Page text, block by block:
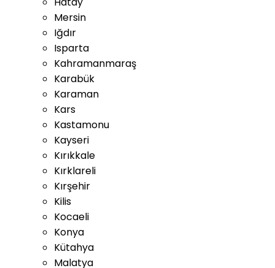
Mersin
Iğdır
Isparta
Kahramanmaraş
Karabük
Karaman
Kars
Kastamonu
Kayseri
Kırıkkale
Kırklareli
Kırşehir
Kilis
Kocaeli
Konya
Kütahya
Malatya